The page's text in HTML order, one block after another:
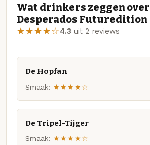
Wat drinkers zeggen over
Desperados Futuredition
★★★★☆4.3 uit 2 reviews
De Hopfan
Smaak: ★★★★☆
De Tripel-Tijger
Smaak: ★★★★☆